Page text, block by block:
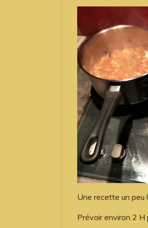
Une recette un peu
Prévoir environ 2 H